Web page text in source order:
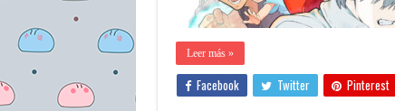
Leer más »
Facebook Twitter Pinterest